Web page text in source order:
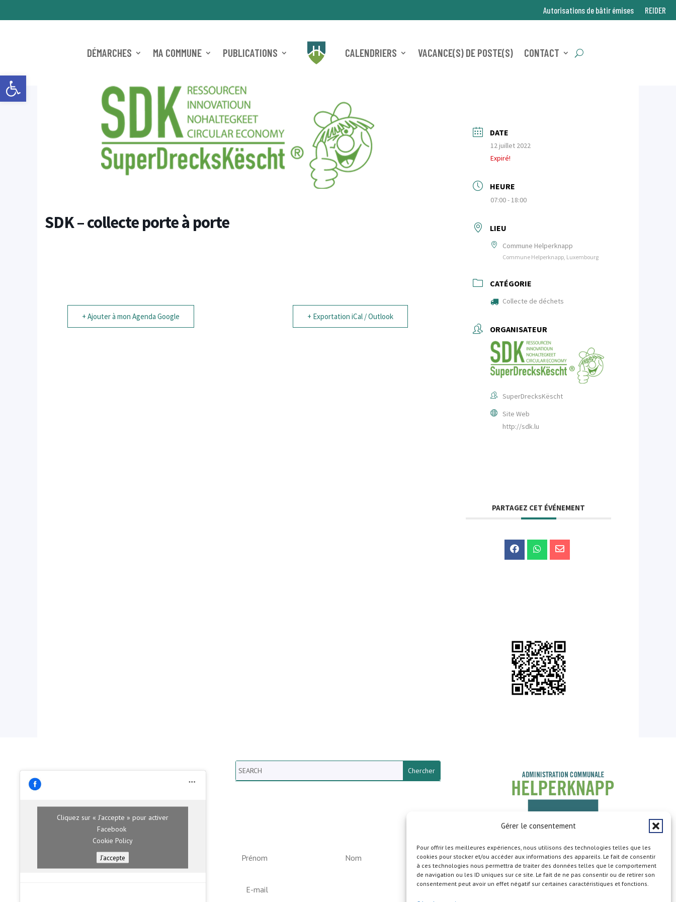
Ouvrir la barre d’outils
Gérer le consentement
Pour offrir les meilleures expériences, nous utilisons des technologies telles que les
cookies pour stocker et/ou accéder aux informations des appareils. Le fait de consentir
à ces technologies nous permettra de traiter des données telles que le comportement
de navigation ou les ID uniques sur ce site. Le fait de ne pas consentir ou de retirer son
consentement peut avoir un effet négatif sur certaines caractéristiques et fonctions.
Autorisations de bâtir émises REIDER
DÉMARCHES MA COMMUNE PUBLICATIONS CALENDRIERS VACANCE(S) DE POSTE(S) CONTACT
SDK – collecte porte à porte
+ Ajouter à mon Agenda Google + Exportation iCal / Outlook
DATE
12 juillet 2022
Expiré!
HEURE
07:00 - 18:00
LIEU
Commune Helperknapp
Commune Helperknapp, Luxembourg
CATÉGORIE
Collecte de déchets
ORGANISATEUR
SuperDrecksKëscht
Site Web
http://sdk.lu
PARTAGEZ CET ÉVÉNEMENT
Cliquez sur « J’accepte » pour activer
Facebook
Cookie Policy
J’accepte
Search